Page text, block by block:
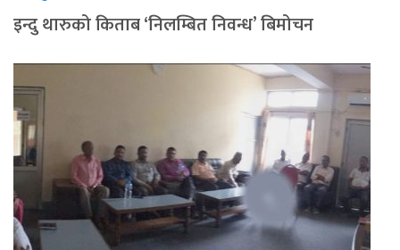
इन्दु थारुको किताब ‘निलम्बित निवन्ध’ बिमोचन